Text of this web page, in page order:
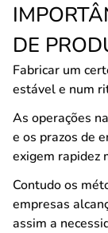
DE
Fabricar um
estável e num
As operações
e os prazos de
exigem rapidez
Contudo os
empresas
assim a